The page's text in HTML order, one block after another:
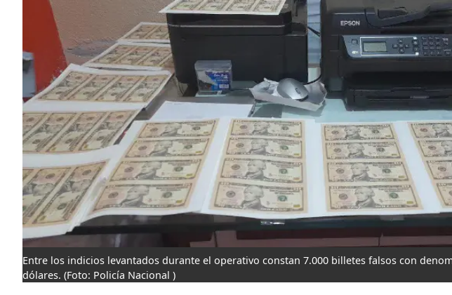
Entre los indicios levantados durante el operativo constan 7.000 billetes falsos con
dólares. (Foto: Policía Nacional )